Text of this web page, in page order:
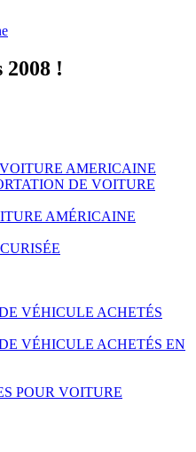
2008 !
AMERICAINE
DE VOITURE
AMÉRICAINE
VÉHICULE ACHETÉS
VÉHICULE ACHETÉS EN
POUR VOITURE